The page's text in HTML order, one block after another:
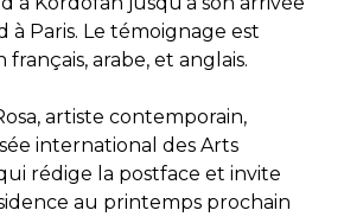
à Paris. Le témoignage est
français, arabe, et anglais.
artiste contemporain,
international des Arts
rédige la postface et invite
au printemps prochain